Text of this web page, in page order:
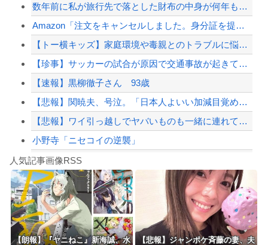
高市首相、公用車を3000万円超の新型センチュリーSUVに変更ｗｗｗｗｗｗｗ
中国、三峡ダムが全開放流。長江流域で深刻な洪水被害
【悲報】経済大国の日本、世界に売るものがなさすぎて史上初めて韓国台湾に輸出額抜か...
【配信者】「金バエ」のSNS更新が1週間途絶え、様々な憶測が飛び交う。1週間ぶり...
Powered by livedoor 相互RSS
数年前に私が旅行先で落とした財布の中身が何年も経ってから別の旅行先で私自身によっ...
Amazon「注文をキャンセルしました。身分証を提出してください」 X民「は？怪...
【トー横キッズ】家庭環境や毒親とのトラブルに悩む若者「大人に相談しても具体的に何...
【珍事】サッカーの試合が原因で交通事故が起きてしまう。
【速報】黒柳徹子さん 93歳
【悲報】関暁夫、号泣。「日本人よいい加減目覚めろ！」と涙の訴え
【悲報】ワイ引っ越しでヤバいものも一緒に連れてきてしまった模様
小野寺「ニセコイの逆襲」
【言うて人手不足だし？】未経験から「エンジニア」になるという選択‥‥
8/4のニュース
日本旅行キャンセルすべきか…1万年ぶり史上最大級の火山の兆し＝韓国の反応
更新中止のお知らせ
人気記事画像RSS
【朗報】『ヤニねこ』新海誠、水
【悲報】ジャンポケ斉藤の妻、夫